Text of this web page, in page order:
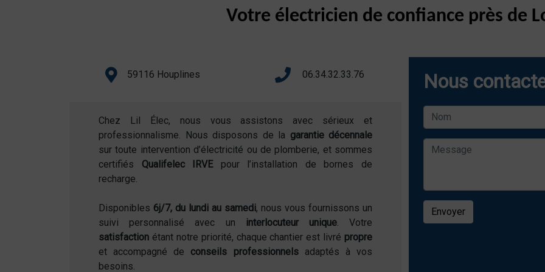
Votre électricien de confiance près de
59116 Houplines 06.34.32.33.76
Chez Lil Élec, nous vous assistons avec sérieux et
professionnalisme. Nous disposons de la garantie décennale
sur toute intervention d’électricité ou de plomberie, et sommes
certifiés Qualifelec IRVEpour l’installation de bornes de
recharge.
Disponibles 6j/7, du lundi au samedi, nous vous fournissons un
suivi personnalisé avec un
interlocuteur unique. Votre
satisfaction étant notre priorité, chaque chantier est livré propre
et accompagné de conseils professionnelsadaptés à vos
besoins.
Nous
Envoyer